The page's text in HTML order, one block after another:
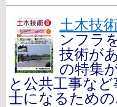
土木技
ンフラ
技術が
の特集
と公共工事な
士になるための